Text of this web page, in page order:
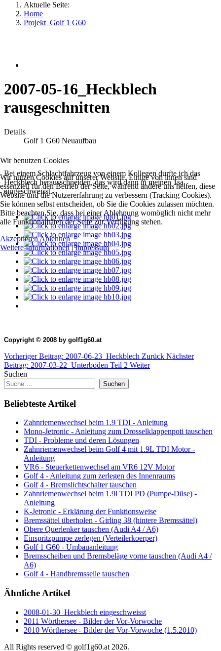
Aktuelle Seite:
Home
Projekt_Golf 1 G60
2007-05-16_Heckblech
rausgeschnitten
Details
Golf 1 G60 Neuaufbau
Bei einem Schlachtfahrzeug von einem Kollegen durfte ich das
Heckblech herausschneiden, das wird dann in meinen 1sa
eingeschweisst.
Copyright © 2008 by golf1g60.at
Vorheriger Beitrag: 2007-06-23_Heckblech Zurück Nächster
Beitrag: 2007-03-22_Unterboden Teil 2 Weiter
Suchen
Suchen
Beliebteste Artikel
Zahnriemenwechsel beim 1.9 TDI - Anleitung
Mono-Jetronic - Anleitung zum Drosselklappenpoti tauschen
TDI - Probleme und deren Lösungen
Zahnriemenwechsel beim Golf 4 mit 1.9L TDI Motor -
Anleitung
VR6 - Steuerkettenwechsel am VR6 12V Motor
Golf 4 - Anleitung zum zerlegen des Innenraums
Golf 4 - Bremslichtschalter tauschen
Zahnriemenwechsel beim 1.9l TDI PD (Pumpe-Düse) -
Anleitung
K-Jetronic - Erklärung der Funktionsweise
Bremssättel überholen - Girling 38 (hintere Bremssättel)
Obere Querlenker tauschen (Audi A4 / A6)
Einspritzpumpe zerlegen (Verteilerkoerper)
Golf 1 G60 - Umbauanleitung
Bremsscheiben und Bremsbeläge vorne tauschen (Audi A4 /
A6)
Golf 4 - Handbremsseile tauschen
Ähnliche Artikel
2008-01-30_Heckblech eingeschweisst
2011 Wörthersee - Bilder der Vor-Vorwoche
2010 Wörthersee - Bilder der Vor-Vorwoche (1.5.2010)
All Rights reserved © golf1g60.at 2026.
Wir benutzen Cookies
Wir nutzen Cookies auf unserer Website. Einige von ihnen sind
essenziell für den Betrieb der Seite, während andere uns helfen, diese
Website und die Nutzererfahrung zu verbessern (Tracking Cookies).
Sie können selbst entscheiden, ob Sie die Cookies zulassen möchten.
Bitte beachten Sie, dass bei einer Ablehnung womöglich nicht mehr
alle Funktionalitäten der Seite zur Verfügung stehen.
AkzeptierenAblehnen
Weitere Informationen|Impressum